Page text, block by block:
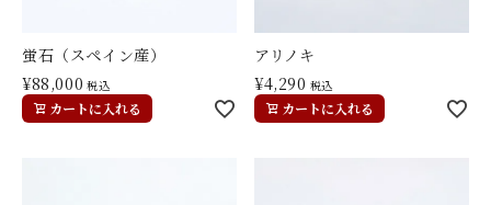
蛍石（スペイン産）
¥88,000 税込
カートに入れる
アリノキ
¥4,290 税込
カートに入れる